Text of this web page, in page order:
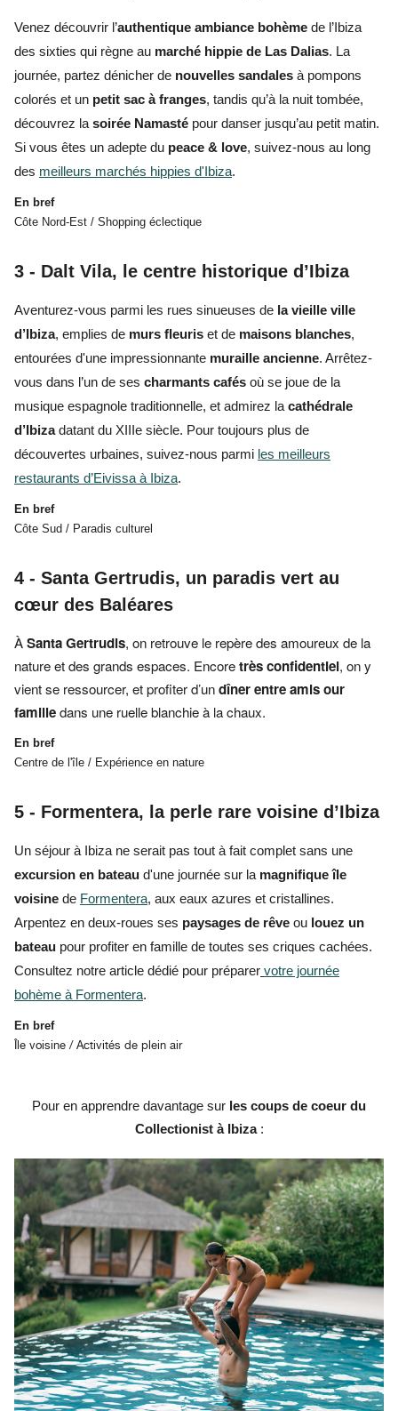
Venez découvrir l’authentique ambiance bohème de l’Ibiza
des sixties qui règne au marché hippie de Las Dalias. La
journée, partez dénicher de nouvelles sandales à pompons
colorés et un petit sac à franges, tandis qu’à la nuit tombée,
découvrez la soirée Namasté pour danser jusqu’au petit matin.
Si vous êtes un adepte du peace & love, suivez-nous au long
des meilleurs marchés hippies d'Ibiza.
En bref
Côte Nord-Est / Shopping éclectique
3 - Dalt Vila, le centre historique d’Ibiza
Aventurez-vous parmi les rues sinueuses de la vieille ville
d’Ibiza, emplies de murs fleuris et de maisons blanches,
entourées d'une impressionnante muraille ancienne. Arrêtez-
vous dans l’un de ses charmants cafés où se joue de la
musique espagnole traditionnelle, et admirez la cathédrale
d’Ibizadatant du XIIIe siècle. Pour toujours plus de
découvertes urbaines, suivez-nous parmi les meilleurs
restaurants d’Eivissa à Ibiza.
En bref
Côte Sud / Paradis culturel
4 - Santa Gertrudis, un paradis vert au
cœur des Baléares
ÀSanta Gertrudis, on retrouve le repère des amoureux de la
nature et des grands espaces. Encoretrès confidentiel, on y
vient se ressourcer, et profiter d’undîner entre amis our
familledans une ruelle blanchie à la chaux.
En bref
Centre de l'île / Expérience en nature
5 - Formentera, la perle rare voisine d’Ibiza
Un séjour à Ibiza ne serait pas tout à fait complet sans une
excursion en bateau d'une journée sur la magnifique île
voisine de Formentera, aux eaux azures et cristallines.
Arpentez en deux-roues ses paysages de rêve ou louez un
bateau pour profiter en famille de toutes ses criques cachées.
Consultez notre article dédié pour préparer votre journée
bohème à Formentera.
En bref
Île voisine / Activités de plein air
Pour en apprendre davantage sur les coups de coeur du
Collectionist à Ibiza :